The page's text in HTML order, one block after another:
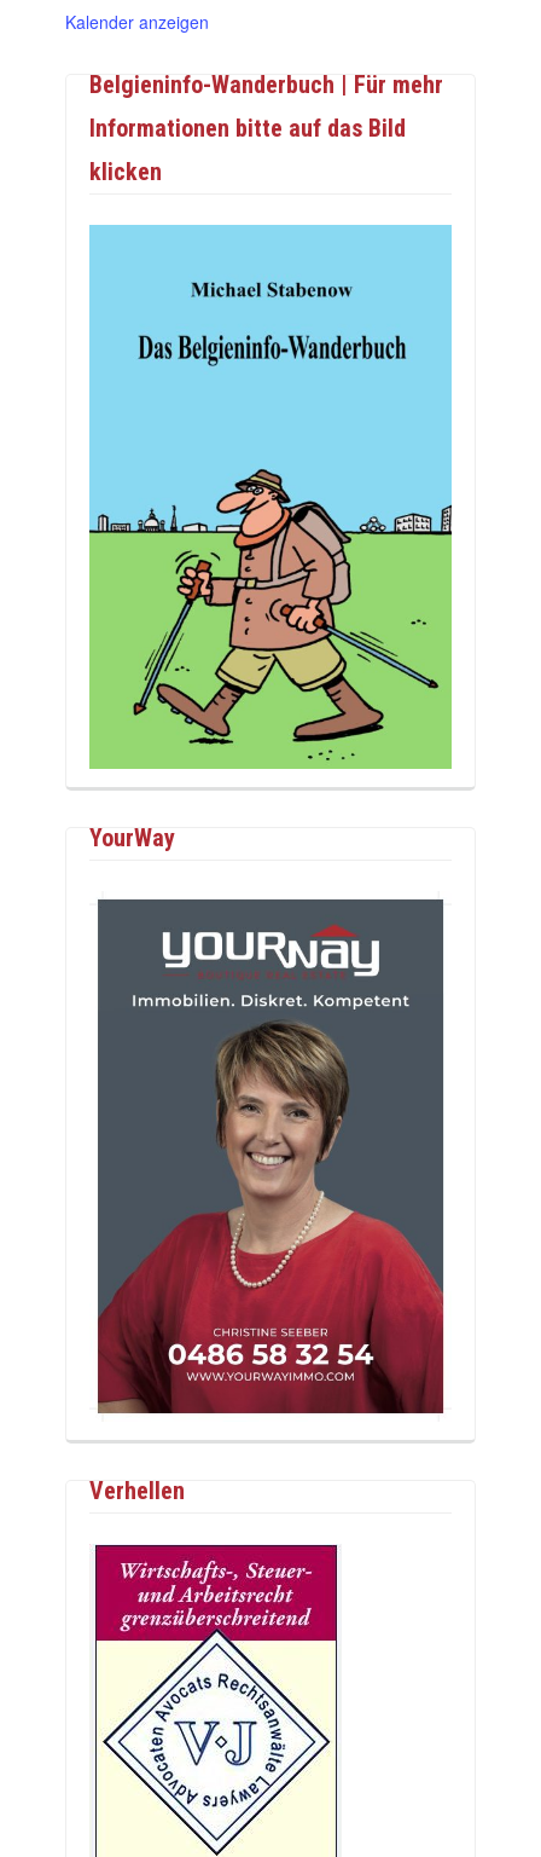
Kalender anzeigen
Belgieninfo-Wanderbuch | Für mehr
Informationen bitte auf das Bild
klicken
YourWay
Verhellen